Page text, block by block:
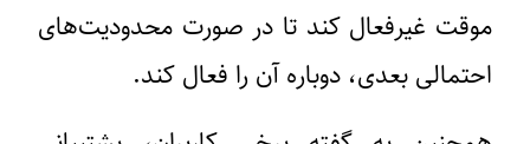
موقت غیرفعال کند تا در صورت محدودیت‌های
احتمالی بعدی، دوباره آن را فعال کند.